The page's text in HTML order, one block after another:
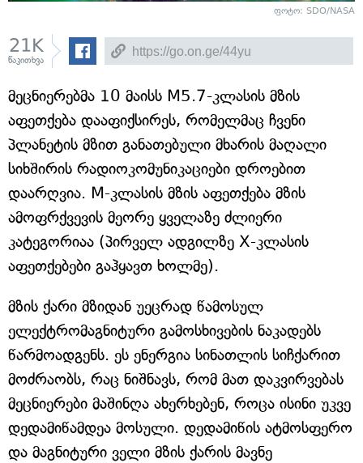
ფოტო: SDO/NASA
21K
წაკითხვა
მეცნიერებმა 10 მაისს M5.7-კლასის მზის
აფეთქება დააფიქსირეს, რომელმაც ჩვენი
პლანეტის მზით განათებული მხარის მაღალი
სიხშირის რადიოკომუნიკაციები დროებით
დაარღვია. M-კლასის მზის აფეთქება მზის
ამოფრქვევის მეორე ყველაზე ძლიერი
კატეგორიაა (პირველ ადგილზე X-კლასის
აფეთქებები გაჰყავთ ხოლმე).
მზის ქარი მზიდან უეცრად წამოსულ
ელექტრომაგნიტური გამოსხივების ნაკადებს
წარმოადგენს. ეს ენერგია სინათლის სიჩქარით
მოძრაობს, რაც ნიშნავს, რომ მათ დაკვირვებას
მეცნიერები მაშინღა ახერხებენ, როცა ისინი უკვე
დედამიწამდეა მოსული. დედამიწის ატმოსფერო
და მაგნიტური ველი მზის ქარის მავნე